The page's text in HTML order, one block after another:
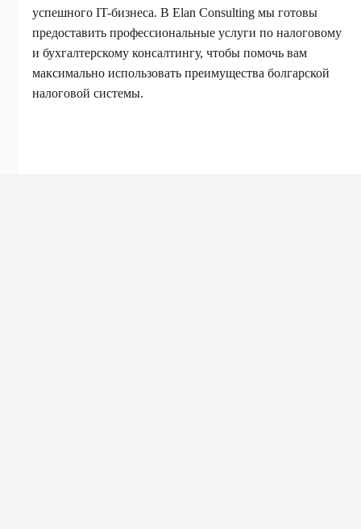
успешного IT-бизнеса. В Elan Consulting мы готовы
предоставить профессиональные услуги по налоговому
и бухгалтерскому консалтингу, чтобы помочь вам
максимально использовать преимущества болгарской
налоговой системы.